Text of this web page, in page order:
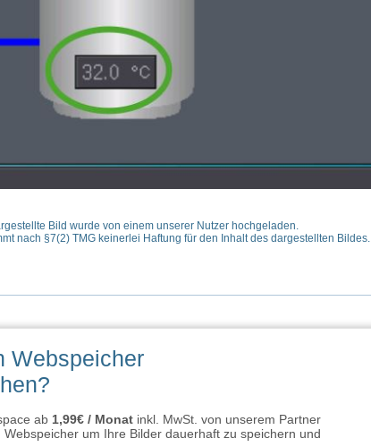
Bild wurde von einem unserer Nutzer hochgeladen.
nach §7(2) TMG keinerlei Haftung für den Inhalt des dargestellten Bildes.
Webspeicher
ab 1,99€ / Monat inkl. MwSt. von unserem Partner
um Ihre Bilder dauerhaft zu speichern und